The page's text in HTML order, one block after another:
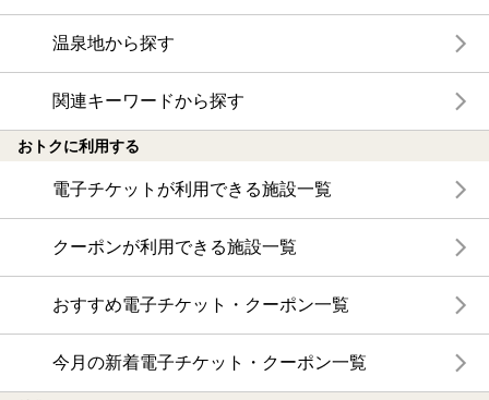
温泉地から探す
関連キーワードから探す
おトクに利用する
電子チケットが利用できる施設一覧
クーポンが利用できる施設一覧
おすすめ電子チケット・クーポン一覧
今月の新着電子チケット・クーポン一覧